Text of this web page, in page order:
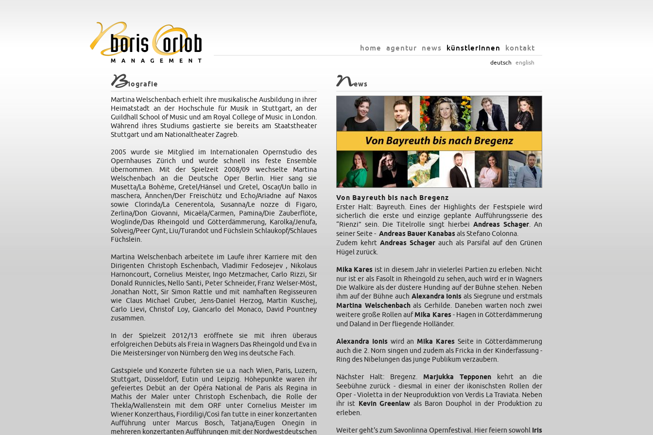
home agentur news künstlerInnen kontakt
deutsch english
Biografie
Martina Welschenbach erhielt ihre musikalische Ausbildung in ihrer
Heimatstadt an der Hochschule für Musik in Stuttgart, an der
Guildhall School of Music und am Royal College of Music in London.
Während ihres Studiums gastierte sie bereits am Staatstheater
Stuttgart und am Nationaltheater Zagreb.
2005 wurde sie Mitglied im Internationalen Opernstudio des
Opernhauses Zürich und wurde schnell ins feste Ensemble
übernommen. Mit der Spielzeit 2008/09 wechselte Martina
Welschenbach an die Deutsche Oper Berlin. Hier sang sie
Musetta/La Bohème, Gretel/Hänsel und Gretel, Oscar/Un ballo in
maschera, Ännchen/Der Freischütz und Echo/Ariadne auf Naxos
sowie Clorinda/La Cenerentola, Susanna/Le nozze di Figaro,
Zerlina/Don Giovanni, Micaëla/Carmen, Pamina/Die Zauberflöte,
Woglinde/Das Rheingold und Götterdämmerung, Karolka/Jenufa,
Solveig/Peer Gynt, Liu/Turandot und Füchslein Schlaukopf/Schlaues
Füchslein.
Martina Welschenbach arbeitete im Laufe ihrer Karriere mit den
Dirigenten Christoph Eschenbach, Vladimir Fedosejev , Nikolaus
Harnoncourt, Cornelius Meister, Ingo Metzmacher, Carlo Rizzi, Sir
Donald Runnicles, Nello Santi, Peter Schneider, Franz Welser-Möst,
Jonathan Nott, Sir Simon Rattle und mit namhaften Regisseuren
wie Claus Michael Gruber, Jens-Daniel Herzog, Martin Kuschej,
Carlo Lievi, Christof Loy, Giancarlo del Monaco, David Pountney
zusammen.
In der Spielzeit 2012/13 eröffnete sie mit ihren überaus
erfolgreichen Debüts als Freia in Wagners Das Rheingold und Eva in
Die Meistersinger von Nürnberg den Weg ins deutsche Fach.
Gastspiele und Konzerte führten sie u.a. nach Wien, Paris, Luzern,
Stuttgart, Düsseldorf, Eutin und Leipzig. Höhepunkte waren ihr
gefeiertes Debüt an der Opéra National de Paris als Regina in
Mathis der Maler unter Christoph Eschenbach, die Rolle der
Thekla/Wallenstein mit dem ORF unter Cornelius Meister im
Wiener Konzerthaus, Fiordiligi/Così fan tutte in einer konzertanten
Aufführung unter Marcus Bosch, Tatjana/Eugen Onegin in
mehreren konzertanten Aufführungen mit der Nordwestdeutschen
News
Von Bayreuth bis nach Bregenz
Erster Halt: Bayreuth. Eines der Highlights der Festspiele wird
sicherlich die erste und einzige geplante Aufführungsserie des
“Rienzi” sein. Die Titelrolle singt hierbei Andreas Schager. An
seiner Seite - Andreas Bauer Kanabasals Stefano Colonna.
Zudem kehrt Andreas Schager auch als Parsifal auf den Grünen
Hügel zurück.
Mika Kares ist in diesem Jahr in vielerlei Partien zu erleben. Nicht
nur ist er als Fasolt in Rheingold zu sehen, auch wird er in Wagners
Die Walküre als der düstere Hunding auf der Bühne stehen. Neben
ihm auf der Bühne auch Alexandra Ionis als Siegrune und erstmals
Martina Welschenbachals Gerhilde. Daneben warten noch zwei
weitere große Rollen aufMika Kares- Hagen in Götterdämmerung
und Daland in Der fliegende Holländer.
Alexandra Ioniswird an Mika KaresSeite in Götterdämmerung
auch die 2. Norn singen und zudem als Fricka in der Kinderfassung -
Ring des Nibelungen das junge Publikum verzaubern.
Nächster Halt: Bregenz. Marjukka Tepponen
kehrt an die
Seebühne zurück - diesmal in einer der ikonischsten Rollen der
Oper - Violetta in der Neuproduktion von Verdis La Traviata. Neben
ihr ist Kevin Greenlaw als Baron Douphol in der Produktion zu
erleben.
Weiter geht's zum Savonlinna Opernfestival. Hier feiern sowohl Iris